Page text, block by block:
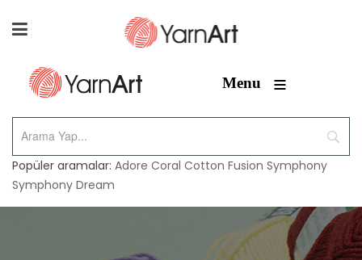
Menu ≡
Popüler aramalar: Adore Coral Cotton Fusion Symphony
Symphony Dream